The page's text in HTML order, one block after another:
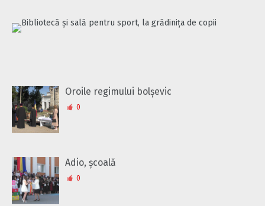
Oroile regimului bolșevic
0
Adio, școală
0